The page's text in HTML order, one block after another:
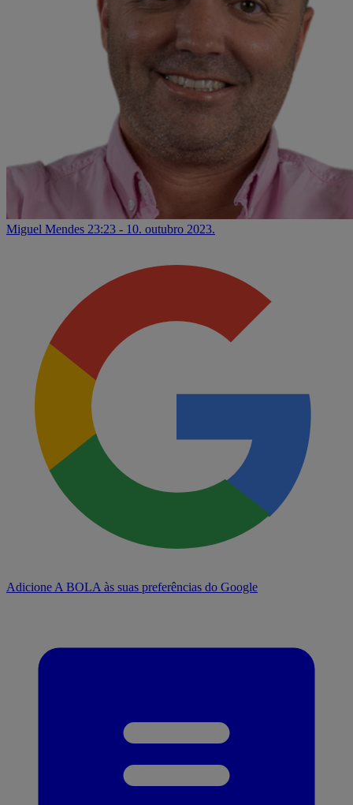
Miguel Mendes 23:23 - 10. outubro 2023.
Adicione A BOLA às suas preferências do Google